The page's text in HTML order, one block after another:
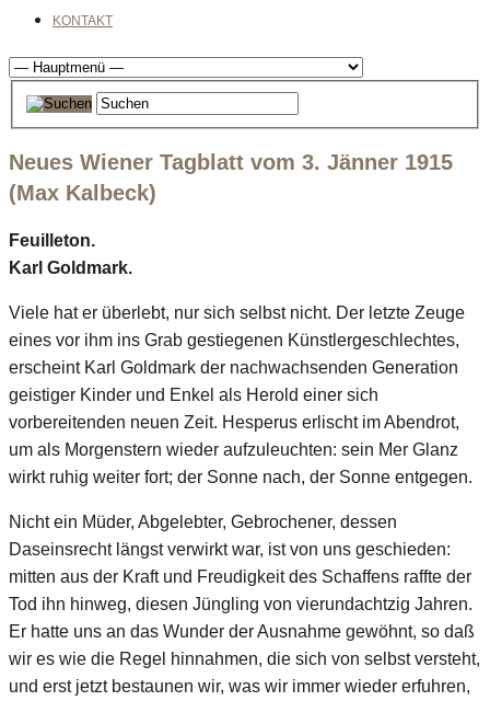
KONTAKT
Neues Wiener Tagblatt vom 3. Jänner 1915
(Max Kalbeck)
Feuilleton.
Karl Goldmark.
Viele hat er überlebt, nur sich selbst nicht. Der letzte Zeuge
eines vor ihm ins Grab gestiegenen Künstlergeschlechtes,
erscheint Karl Goldmark der nachwachsenden Generation
geistiger Kinder und Enkel als Herold einer sich
vorbereitenden neuen Zeit. Hesperus erlischt im Abendrot,
um als Morgenstern wieder aufzuleuchten: sein Mer Glanz
wirkt ruhig weiter fort; der Sonne nach, der Sonne entgegen.
Nicht ein Müder, Abgelebter, Gebrochener, dessen
Daseinsrecht längst verwirkt war, ist von uns geschieden:
mitten aus der Kraft und Freudigkeit des Schaffens raffte der
Tod ihn hinweg, diesen Jüngling von vierundachtzig Jahren.
Er hatte uns an das Wunder der Ausnahme gewöhnt, so daß
wir es wie die Regel hinnahmen, die sich von selbst versteht,
und erst jetzt bestaunen wir, was wir immer wieder erfuhren,